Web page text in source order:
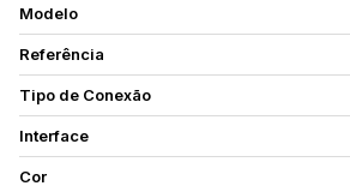
Modelo
Referência
Tipo de Conexão
Interface
Cor